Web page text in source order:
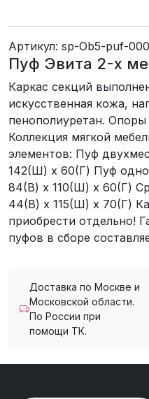
Артикул: sp-Ob5-puf-
Пуф Эвита 2-х
Каркас секций
искусственная кожа,
пенополиуретан.
Коллекция мягкой
элементов: Пуф
142(Ш) х 60(Г) Пуф
84(В) х 110(Ш) х 60(Г)
44(В) х 115(Ш) х 70(Г)
приобрести отдельно!
пуфов в сборе
Доставка по Москве и
Московской области.
По России при
помощи ТК.